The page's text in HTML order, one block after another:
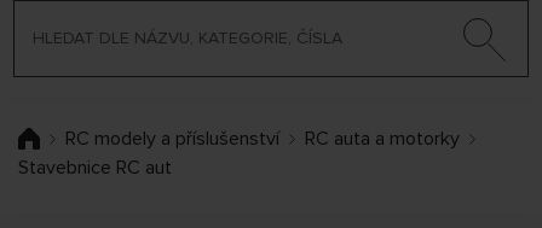
RC modely a příslušenství
RC auta a motorky
Stavebnice RC aut